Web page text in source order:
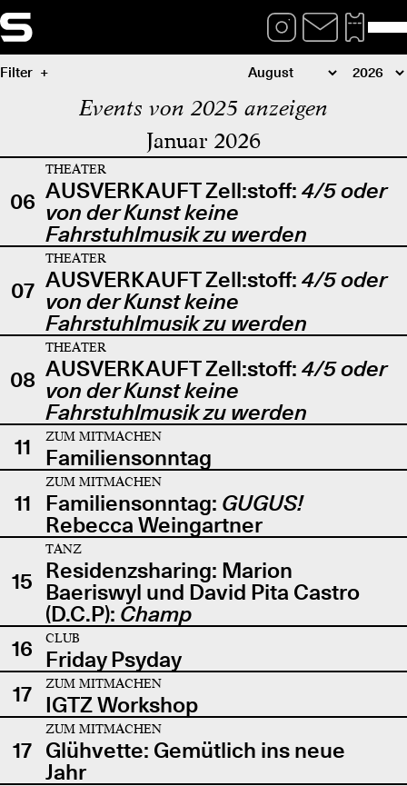
Filter
Events von 2025 anzeigen
Januar 2026
06
THEATER
AUSVERKAUFT Zell:stoff: 4/5 oder
von der Kunst keine
Fahrstuhlmusik zu werden
07
THEATER
AUSVERKAUFT Zell:stoff: 4/5 oder
von der Kunst keine
Fahrstuhlmusik zu werden
08
THEATER
AUSVERKAUFT Zell:stoff: 4/5 oder
von der Kunst keine
Fahrstuhlmusik zu werden
11
ZUM MITMACHEN
Familiensonntag
11
ZUM MITMACHEN
Familiensonntag: GUGUS!
Rebecca Weingartner
15
TANZ
Residenzsharing: Marion
Baeriswyl und David Pita Castro
(D.C.P): Champ
16
CLUB
Friday Psyday
17
ZUM MITMACHEN
IGTZ Workshop
17
ZUM MITMACHEN
Glühvette: Gemütlich ins neue
Jahr